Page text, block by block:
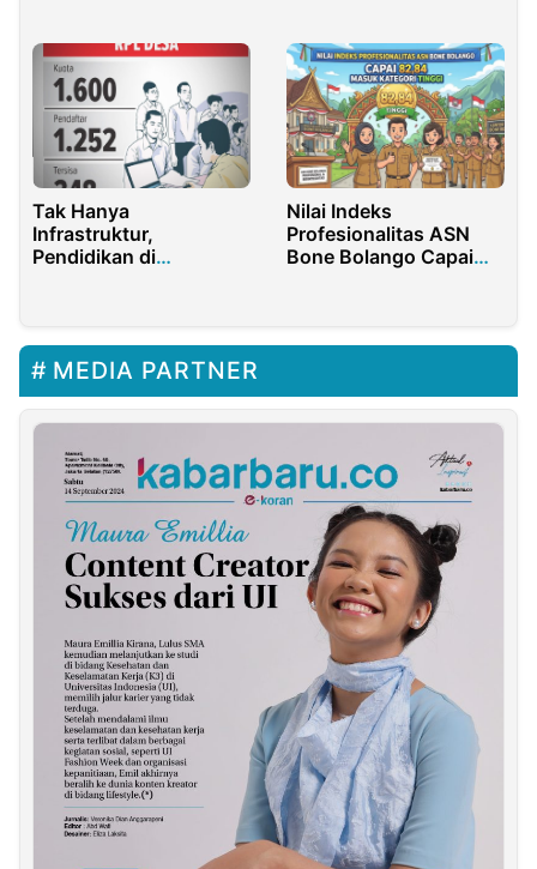
Tak Hanya
Infrastruktur,
Pendidikan di
Nilai Indeks
Profesionalitas ASN
Bone Bolango Capai
MEDIA PARTNER